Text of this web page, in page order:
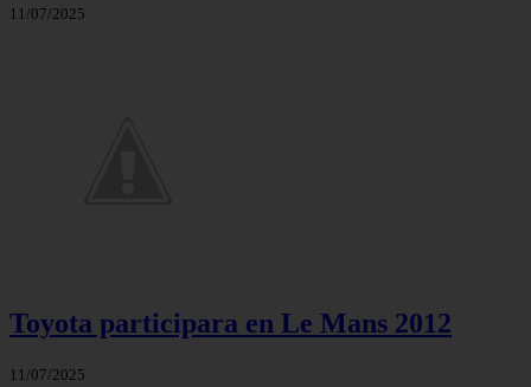
11/07/2025
Toyota participara en Le Mans 2012
11/07/2025